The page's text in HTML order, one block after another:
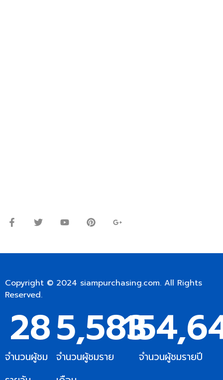
Copyright © 2024 siampurchasing.com. All Rights
Reserved.
จำนวนผู้ชม
28
จำนวนผู้ชมราย
5,583
จำนวนผู้ชมรายปี